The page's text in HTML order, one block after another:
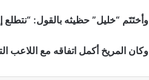
وأختَتَم “خليل” حظيثه بالقول:
وكان المريخ أكمل اتفاقه مع اللاعب